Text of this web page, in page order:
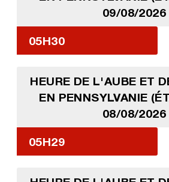
09/08/2026
05H30
HEURE DE L'AUBE ET
EN PENNSYLVANIE
08/08/2026
05H29